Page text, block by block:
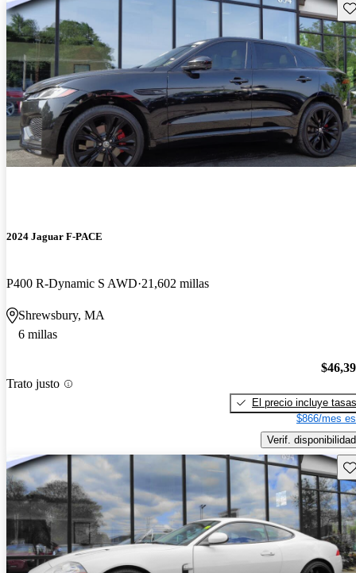
2024 Jaguar F-PACE
P400 R-Dynamic S AWD 21,602 millas
Shrewsbury, MA
6 millas
Trato justo
El precio incluye tasas
$866/mes
Verif. disponibilidad